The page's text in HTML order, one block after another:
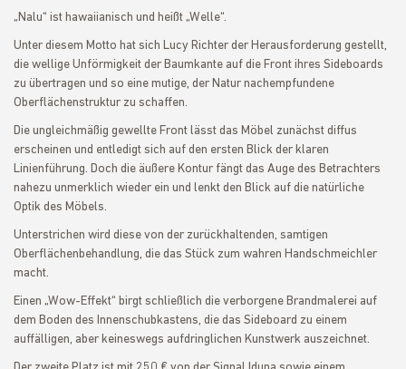
„Nalu“ ist hawaiianisch und heißt „Welle“.
Unter diesem Motto hat sich Lucy Richter der Herausforderung gestellt,
die wellige Unförmigkeit der Baumkante auf die Front ihres Sideboards
zu übertragen und so eine mutige, der Natur nachempfundene
Oberflächenstruktur zu schaffen.
Die ungleichmäßig gewellte Front lässt das Möbel zunächst diffus
erscheinen und entledigt sich auf den ersten Blick der klaren
Linienführung. Doch die äußere Kontur fängt das Auge des Betrachters
nahezu unmerklich wieder ein und lenkt den Blick auf die natürliche
Optik des Möbels.
Unterstrichen wird diese von der zurückhaltenden, samtigen
Oberflächenbehandlung, die das Stück zum wahren Handschmeichler
macht.
Einen „Wow-Effekt“ birgt schließlich die verborgene Brandmalerei auf
dem Boden des Innenschubkastens, die das Sideboard zu einem
auffälligen, aber keineswegs aufdringlichen Kunstwerk auszeichnet.